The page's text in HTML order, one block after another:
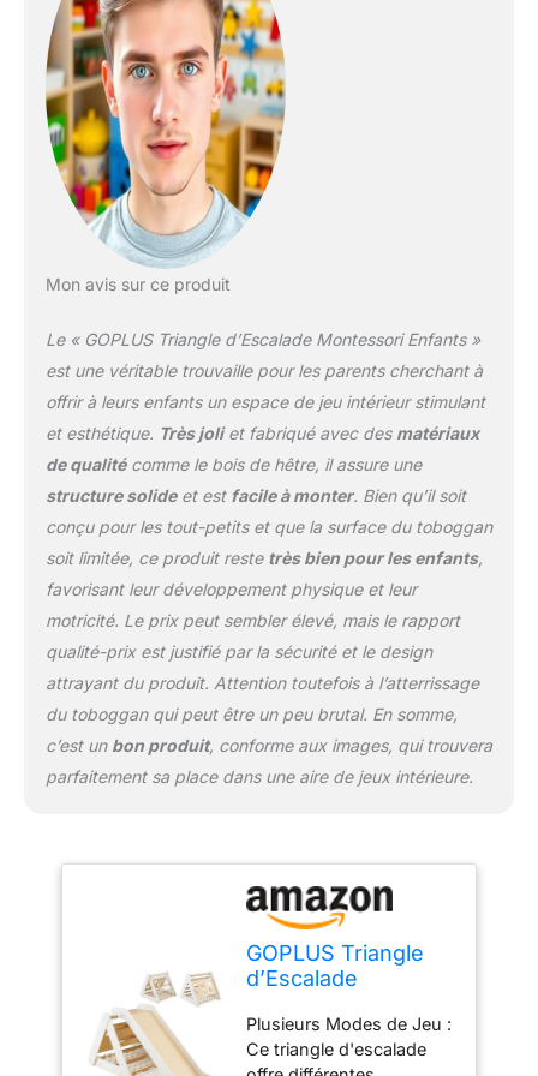
glisser. Matériaux de
Qualités et Sûrs : Ce
triangle d'escalade pour
enfants est fabriqué avec
des cordes en coton, de
bois de hêtre massif et
de bois de bouleau. Ces
matériaux naturels
rendent le triangle
sans danger pour les
enfants. Conception
Sécurisée : Le cadre
triangulaire solide
empêche efficacement
l’échelle triangle
d’escalade de basculer
pendant que l'enfant
joue, assurant ainsi une
sécurité maximale pour
l'enfant. En outre, les vis
cachées et la surface
sans bavures évitent de
des enfants. Endroit
Idéal pour l’Exercice :
Cette échelle triangulaire
d'escalade est non
l'endroit idéal pour que
votre enfant fasse de
l'exercice. Il aide les
enfants à améliorer leur
muscle, à exercer leur
renforcer leur condition
physique. Occasions
Mon avis sur ce produit
Le « GOPLUS Triangle d’Escalade Montessori Enfants »
est une véritable trouvaille pour les parents cherchant à
offrir à leurs enfants un espace de jeu intérieur stimulant
et esthétique. Très joliet fabriqué avec des matériaux
de qualitécomme le bois de hêtre, il assure une
structure solideet est facile à monter. Bien qu’il soit
conçu pour les tout-petits et que la surface du toboggan
soit limitée, ce produit reste très bien pour les enfants,
favorisant leur développement physique et leur
motricité. Le prix peut sembler élevé, mais le rapport
qualité-prix est justifié par la sécurité et le design
attrayant du produit. Attention toutefois à l’atterrissage
du toboggan qui peut être un peu brutal. En somme,
c’est un bon produit, conforme aux images, qui trouvera
parfaitement sa place dans une aire de jeux intérieure.
GOPLUS Triangle
d’Escalade
avec Filet à
Grimper, Planche et
Plusieurs Modes de Jeu :
Ce triangle d'escalade